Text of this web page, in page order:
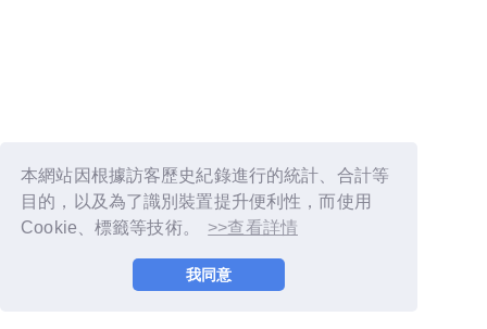
本網站因根據訪客歷史紀錄進行的統計、合計等
目的，以及為了識別裝置提升便利性，而使用
Cookie、標籤等技術。
>>查看詳情
我同意